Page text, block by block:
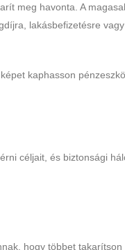
meg havonta. A
lakásbefizetésre vagy
kaphasson
céljait, és biztonsági
hogy többet takarítson